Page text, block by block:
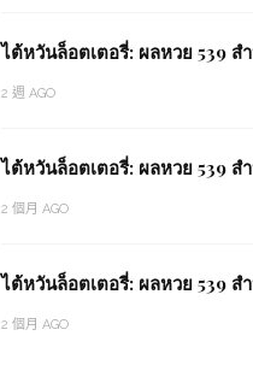
ไต้หวันล็อตเตอรี่: ผลหวย 539 ส
2 週 AGO
ไต้หวันล็อตเตอรี่: ผลหวย 539 ส
2 個月 AGO
ไต้หวันล็อตเตอรี่: ผลหวย 539
2 個月 AGO